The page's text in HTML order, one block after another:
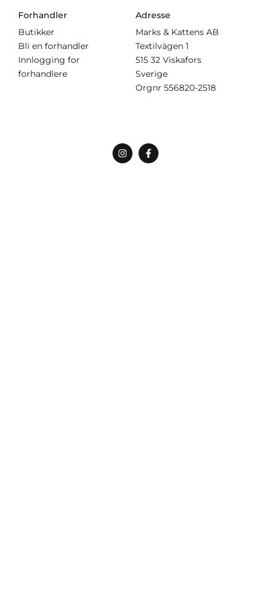
Forhandler
Butikker
Bli en forhandler
Innlogging for
forhandlere
Adresse
Marks & Kattens AB
Textilvägen 1
515 32 Viskafors
Sverige
Orgnr 556820-2518